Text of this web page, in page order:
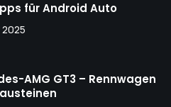
für Android Auto
AMG GT3 – Rennwagen